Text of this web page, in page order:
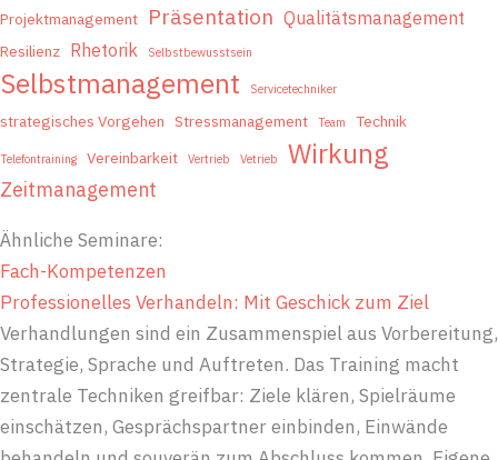
Projektmanagement Präsentation Qualitätsmanagement
Resilienz Rhetorik Selbstbewusstsein
Selbstmanagement Servicetechniker
strategisches Vorgehen Stressmanagement Team Technik
Telefontraining Vereinbarkeit Vertrieb Vetrieb Wirkung
Zeitmanagement
Ähnliche Seminare:
Fach-Kompetenzen
Professionelles Verhandeln: Mit Geschick zum Ziel
Verhandlungen sind ein Zusammenspiel aus Vorbereitung,
Strategie, Sprache und Auftreten. Das Training macht
zentrale Techniken greifbar: Ziele klären, Spielräume
einschätzen, Gesprächspartner einbinden, Einwände